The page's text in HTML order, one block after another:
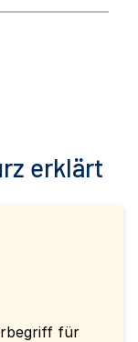
erklärt
für